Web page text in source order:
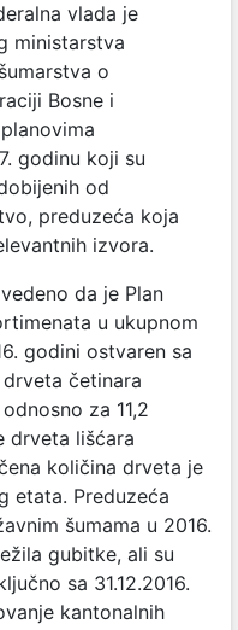
vlada je
ministarstva
o
Bosne i
godinu koji su
od
preduzeća koja
izvora.
da je Plan
u ukupnom
godini ostvaren sa
četinara
za 11,2
drveta lišćara
količina drveta je
etata. Preduzeća
šumama u 2016.
gubitke, ali su
sa 31.12.2016.
kantonalnih